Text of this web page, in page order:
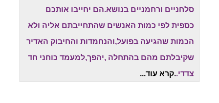
סלחניים ורחמניים בנושא.הם יחייבו אותכם
כספית לפי כמות האנשים שהתחייבתם אליה ולא
הכמות שהגיעה בפועל,והנחמדות והחיבוק האדיר
שקיבלתם מהם בהתחלה ,יהפך,למעמד כוחני חד
צדדי..קרא עוד...